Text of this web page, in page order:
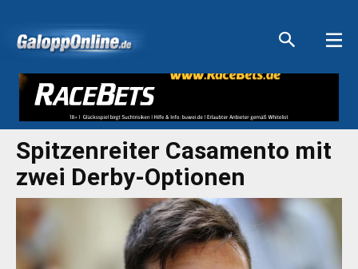
Spitzenreiter Casamento mit
zwei Derby-Optionen